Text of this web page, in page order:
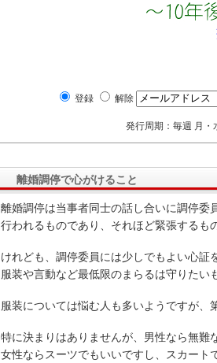
登録 解除
発行周期：毎週 月
離婚調停で心がけること
離婚調停は当事者同士の話し合いに調停委
行われるものであり、それほど緊張するも
けれども、調停委員には少しでもよい心証
服装や言動など最低限のまらるは守りたい
服装については悩む人も多いようですが、
特に決まりはありませんが、男性なら無難
女性ならスーツでもいいですし、スカート